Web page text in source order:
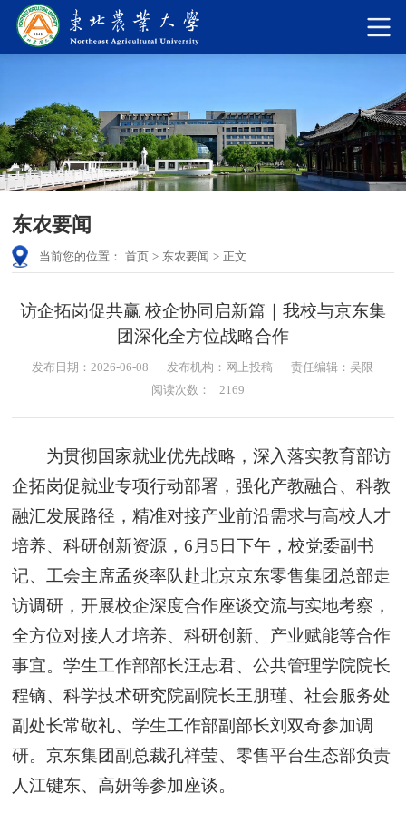
东农要闻
当前您的位置： 首页 > 东农要闻 > 正文
访企拓岗促共赢 校企协同启新篇｜我校与京东集
团深化全方位战略合作
发布日期：2026-06-08 发布机构：网上投稿
责任编辑：吴限
阅读次数：
2169
为贯彻国家就业优先战略，深入落实教育部访
企拓岗促就业专项行动部署，强化产教融合、科教
融汇发展路径，精准对接产业前沿需求与高校人才
培养、科研创新资源，6月5日下午，校党委副书
记、工会主席孟炎率队赴北京京东零售集团总部走
访调研，开展校企深度合作座谈交流与实地考察，
全方位对接人才培养、科研创新、产业赋能等合作
事宜。学生工作部部长汪志君、公共管理学院院长
程镝、科学技术研究院副院长王朋瑾、社会服务处
副处长常敬礼、学生工作部副部长刘双奇参加调
研。京东集团副总裁孔祥莹、零售平台生态部负责
人江键东、高妍等参加座谈。